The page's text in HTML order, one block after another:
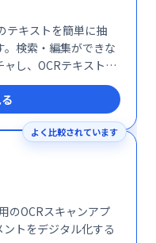
テキストを簡単に抽
。検索・編集ができな
し、OCRテキストの
ツールに代わる、手
情報をテキストとし
。
よく比較されています
のOCRスキャンアプ
トをデジタル化する